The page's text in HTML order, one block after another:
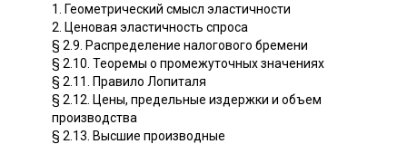
1. Геометрический смысл эластичности
2. Ценовая эластичность спроса
§ 2.9. Распределение налогового бремени
§ 2.10. Теоремы о промежуточных значениях
§ 2.11. Правило Лопиталя
§ 2.12. Цены, предельные издержки и объем
производства
§ 2.13. Высшие производные